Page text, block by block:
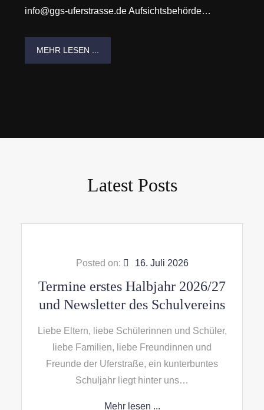
info@ggs-uferstrasse.de Aufsichtsbehörde…
MEHR LESEN ...
Latest Posts
Posted on: 16. Juli 2026
Termine erstes Halbjahr 2026/27
und Newsletter des Schulvereins
Liebe Eltern, liebe Schülerinnen und Schüler,
liebe Familien, liebe Freundinnen und
Freunde der Uferstraße, ein kunterbuntes
Schuljahr liegt hinter uns…
Mehr lesen ...